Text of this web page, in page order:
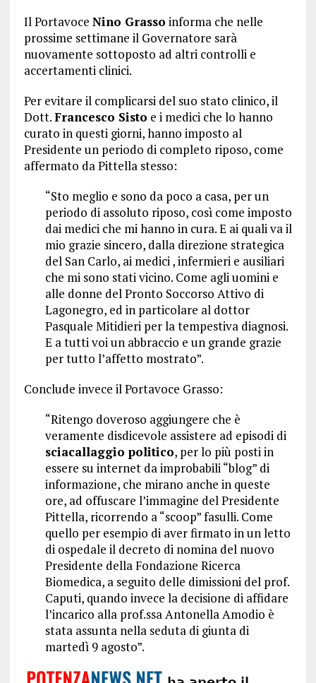
Il Portavoce Nino Grasso informa che nelle
prossime settimane il Governatore sarà
nuovamente sottoposto ad altri controlli e
accertamenti clinici.
Per evitare il complicarsi del suo stato clinico, il
Dott.Francesco Sisto e i medici che lo hanno
curato in questi giorni, hanno imposto al
Presidente un periodo di completo riposo, come
affermato da Pittella stesso:
“Sto meglio e sono da poco a casa, per un
periodo di assoluto riposo, così come imposto
dai medici che mi hanno in cura. E ai quali va il
mio grazie sincero, dalla direzione strategica
del San Carlo, ai medici , infermieri e ausiliari
che mi sono stati vicino. Come agli uomini e
alle donne del Pronto Soccorso Attivo di
Lagonegro, ed in particolare al dottor
Pasquale Mitidieri per la tempestiva diagnosi.
E a tutti voi un abbraccio e un grande grazie
per tutto l’affetto mostrato”.
Conclude invece il Portavoce Grasso:
“Ritengo doveroso aggiungere che è
veramente disdicevole assistere ad episodi di
sciacallaggio politico, per lo più posti in
essere su internet da improbabili “blog” di
informazione, che mirano anche in queste
ore, ad offuscare l’immagine del Presidente
Pittella, ricorrendo a “scoop” fasulli. Come
quello per esempio di aver firmato in un letto
di ospedale il decreto di nomina del nuovo
Presidente della Fondazione Ricerca
Biomedica, a seguito delle dimissioni del prof.
Caputi, quando invece la decisione di affidare
l’incarico alla prof.ssa Antonella Amodio è
stata assunta nella seduta di giunta di
martedì 9 agosto”.